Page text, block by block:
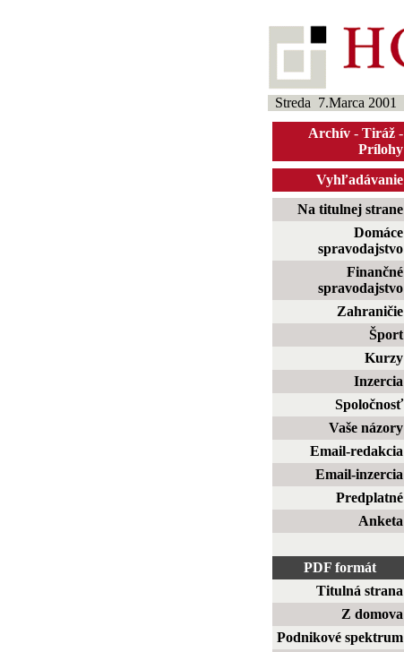
Streda 7.Marca 2001
Archív - Tiráž -
Prílohy
Vyhľadávanie
Na titulnej strane
Domáce
spravodajstvo
Finančné
spravodajstvo
Zahraničie
Šport
Kurzy
Inzercia
Spoločnosť
Vaše názory
Email-redakcia
Email-inzercia
Predplatné
Anketa
PDF formát
Titulná strana
Z domova
Podnikové spektrum